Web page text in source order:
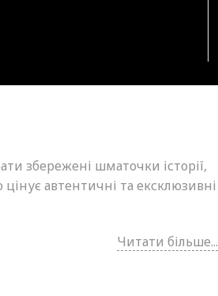
збережені шматочки історії,
автентичні та ексклюзивні
Читати більше...